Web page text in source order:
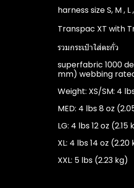
harness size S, M , L
Transpac XT with
รวมกระเป๋าใส่ตะกั่ว
superfabric 1000
mm) webbing
Weight: XS/SM: 4
MED: 4 lbs 8 oz
LG: 4 lbs 12 oz (2.15
XL: 4 lbs 14 oz (2.20
XXL: 5 lbs (2.23 kg)